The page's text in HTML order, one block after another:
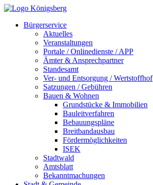
Bürgerservice
Aktuelles
Veranstaltungen
Portale / Onlinedienste / APP
Ämter & Ansprechpartner
Standesamt
Ver- und Entsorgung / Wertstoffhof
Satzungen / Gebühren
Bauen & Wohnen
Grundstücke & Immobilien
Bauleitverfahren
Bebauungspläne
Breitbandausbau
Fördermöglichkeiten
ISEK
Stadtwald
Amtsblatt
Bekanntmachungen